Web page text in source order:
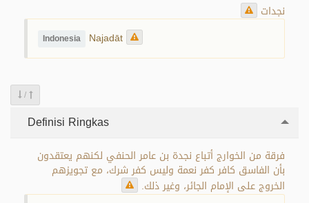
نجدات
Indonesia Najadāt
/
Definisi Ringkas
فرقة من الخوارج أتباع نجدة بن عامر الحنفي لكنهم يعتقدون
بأن الفاسق كافر كفر نعمة وليس كفر شرك، مع تجويزهم
الخروج على الإمام الجائر، وغير ذلك.